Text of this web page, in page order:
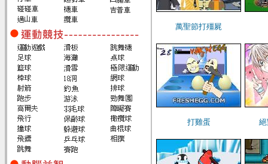
萬聖節打殭屍
打雞蛋